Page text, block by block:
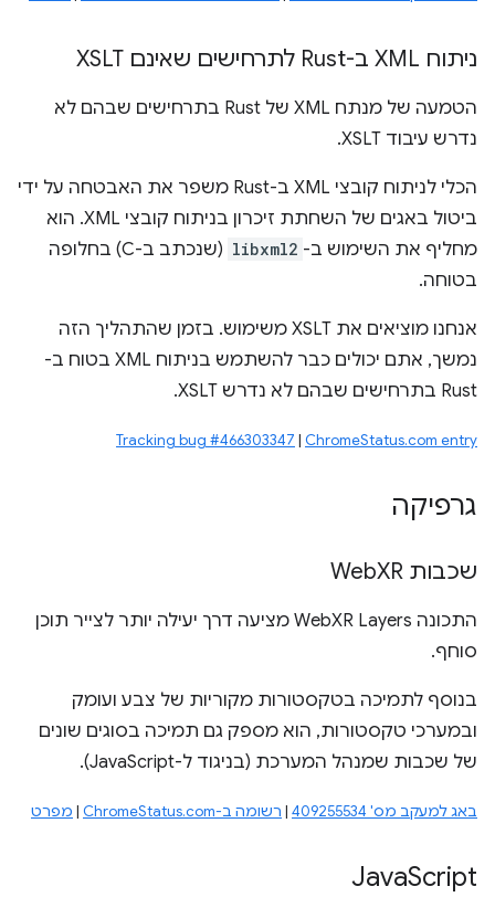
ניתוח XML ב-Rust לתרחישים שאינם XSLT
הטמעה של מנתח XML של Rust בתרחישים שבהם לא
נדרש עיבוד XSLT.
הכלי לניתוח קובצי XML ב-Rust משפר את האבטחה על ידי
ביטול באגים של השחתת זיכרון בניתוח קובצי XML. הוא
מחליף את השימוש ב- libxml2
(שנכתב ב-C) בחלופה
בטוחה.
אנחנו מוציאים את XSLT משימוש. בזמן שהתהליך הזה
נמשך, אתם יכולים כבר להשתמש בניתוח XML בטוח ב-
Rust בתרחישים שבהם לא נדרש XSLT.
Tracking bug #466303347 | ChromeStatus.com entry
גרפיקה
שכבות Web XR
התכונה WebXR Layers מציעה דרך יעילה יותר לצייר תוכן
סוחף.
בנוסף לתמיכה בטקסטורות מקוריות של צבע ועומק
ובמערכי טקסטורות, הוא מספק גם תמיכה בסוגים שונים
של שכבות שמנהל המערכת (בניגוד ל-JavaScript).
באג למעקב מס' 409255534 | רשומה ב-ChromeStatus.com | מפרט
JavaScript